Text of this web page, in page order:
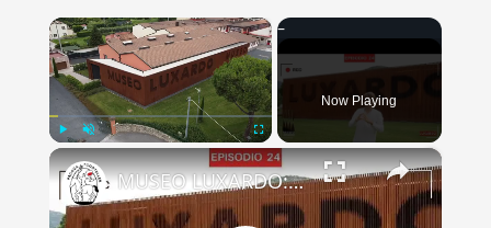
×
Fullscreen
Now Playing
×
MUSEO LUXARDO: Un Viaggio nel Tempo e nel Gusto